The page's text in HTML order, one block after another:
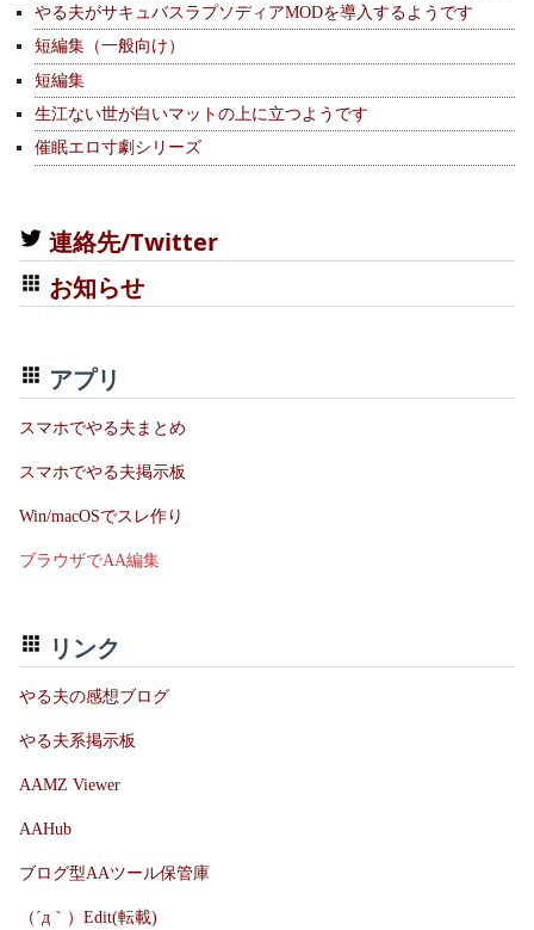
やる夫がサキュバスラプソディアMODを導入するようです
短編集（一般向け）
短編集
生江ない世が白いマットの上に立つようです
催眠エロ寸劇シリーズ
連絡先/Twitter
お知らせ
アプリ
スマホでやる夫まとめ
スマホでやる夫掲示板
Win/macOSでスレ作り
ブラウザでAA編集
リンク
やる夫の感想ブログ
やる夫系掲示板
AAMZ Viewer
AAHub
ブログ型AAツール保管庫
（´д｀）Edit(転載)